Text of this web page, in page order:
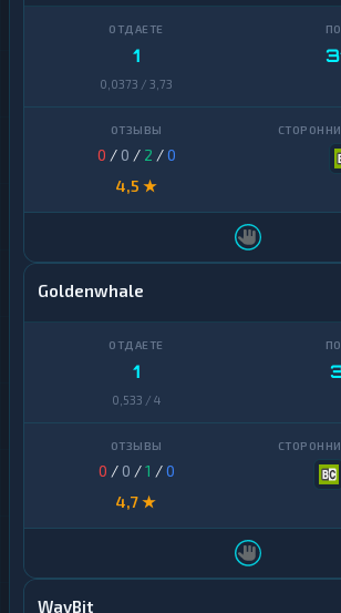
1
0,0373 / 3,73
0 / 0 / 2 /0
4,5 ★
Goldenwhale
1
0,533 / 4
0 / 0 /1 /0
4,7 ★
WayBit